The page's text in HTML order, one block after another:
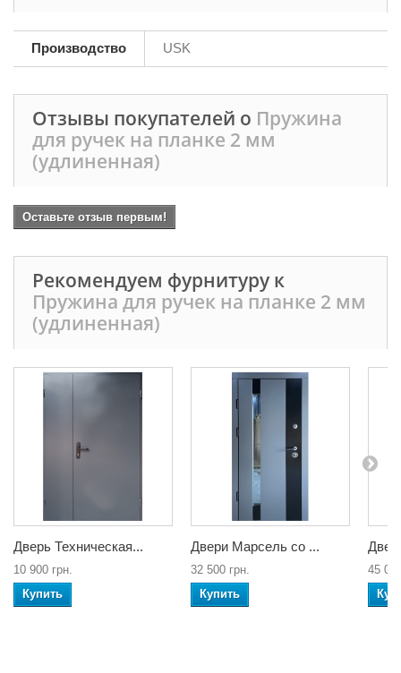
Производство USK
Отзывы покупателей о Пружина
для ручек на планке 2 мм
(удлиненная)
Оставьте отзыв первым!
Рекомендуем фурнитуру к
Пружина для ручек на планке 2 мм
(удлиненная)
Дверь Техническая...
10 900 грн.
Купить
Двери Марсель со ...
32 500 грн.
Купить
45